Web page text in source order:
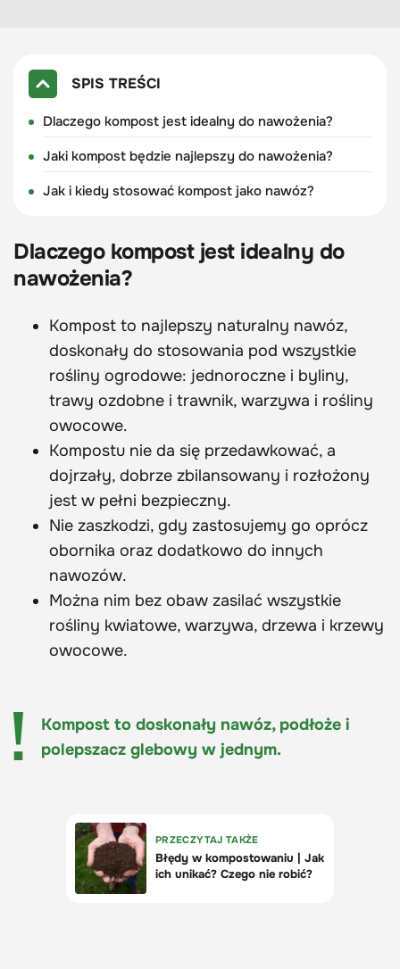
SPIS TREŚCI
Dlaczego kompost jest idealny do nawożenia?
Jaki kompost będzie najlepszy do nawożenia?
Jak i kiedy stosować kompost jako nawóz?
Dlaczego kompost jest idealny do
nawożenia?
Kompost to najlepszy naturalny nawóz,
doskonały do stosowania pod wszystkie
rośliny ogrodowe: jednoroczne i byliny,
trawy ozdobne i trawnik, warzywa i rośliny
owocowe.
Kompostu nie da się przedawkować, a
dojrzały, dobrze zbilansowany i rozłożony
jest w pełni bezpieczny.
Nie zaszkodzi, gdy zastosujemy go oprócz
obornika oraz dodatkowo do innych
nawozów.
Można nim bez obaw zasilać wszystkie
rośliny kwiatowe, warzywa, drzewa i krzewy
owocowe.
Kompost to doskonały nawóz, podłoże i
polepszacz glebowy w jednym.